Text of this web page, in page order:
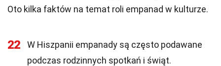
Oto kilka faktów na temat roli empanad w kulturze.
22
W Hiszpanii empanady są często podawane
podczas rodzinnych spotkań i świąt.